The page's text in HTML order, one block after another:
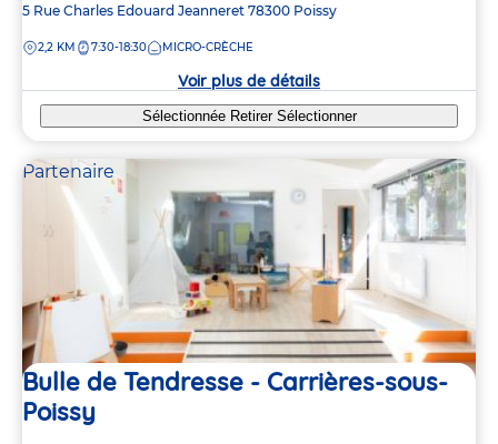
Adresse
la
5 Rue Charles Edouard Jeanneret 78300 Poissy
DISTANCE
2,2 KM 7:30-18:30 MICRO-CRÈCHE
Voir plus de détails
Sélectionnée Retirer Sélectionner
Partenaire
Bulle de Tendresse - Carrières-sous-
Poissy